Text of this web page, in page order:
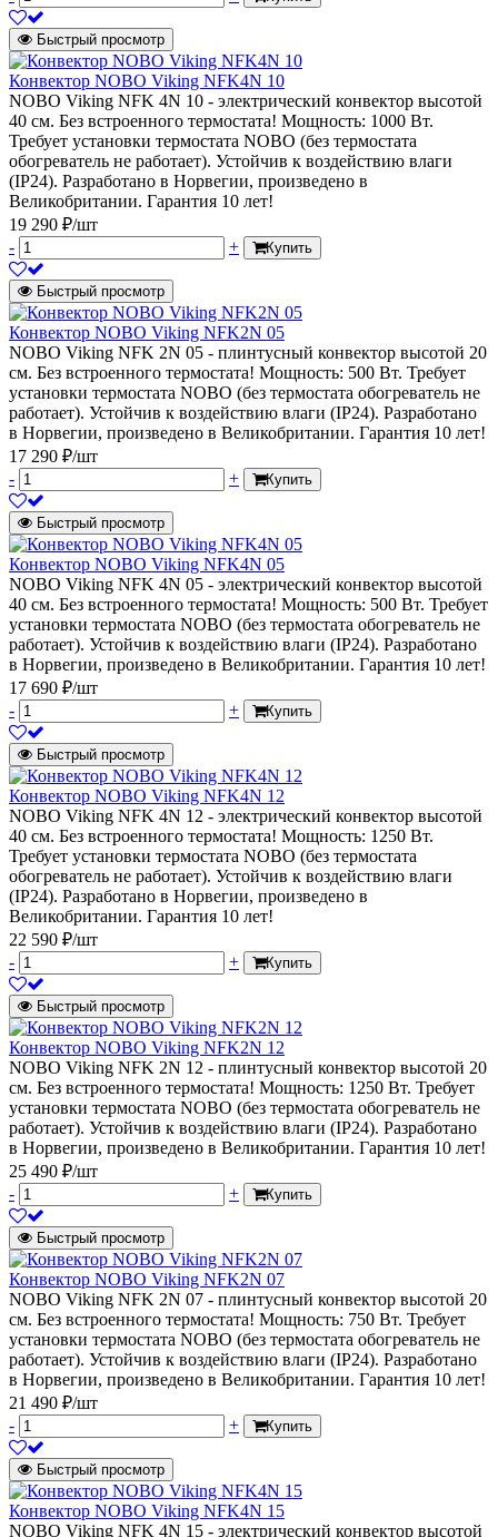
Быстрый просмотр
Конвектор NOBO Viking NFK4N 10
NOBO Viking NFK 4N 10 - электрический конвектор высотой
40 см. Без встроенного термостата! Мощность: 1000 Вт.
Требует установки термостата NOBO (без термостата
обогреватель не работает). Устойчив к воздействию влаги
(IP24). Разработано в Норвегии, произведено в
Великобритании. Гарантия 10 лет!
19 290 ₽/шт
-
+ Купить
Быстрый просмотр
Конвектор NOBO Viking NFK2N 05
NOBO Viking NFK 2N 05 - плинтусный конвектор высотой 20
см. Без встроенного термостата! Мощность: 500 Вт. Требует
установки термостата NOBO (без термостата обогреватель не
работает). Устойчив к воздействию влаги (IP24). Разработано
в Норвегии, произведено в Великобритании. Гарантия 10 лет!
17 290 ₽/шт
-
+ Купить
Быстрый просмотр
Конвектор NOBO Viking NFK4N 05
NOBO Viking NFK 4N 05 - электрический конвектор высотой
40 см. Без встроенного термостата! Мощность: 500 Вт. Требует
установки термостата NOBO (без термостата обогреватель не
работает). Устойчив к воздействию влаги (IP24). Разработано
в Норвегии, произведено в Великобритании. Гарантия 10 лет!
17 690 ₽/шт
-
+ Купить
Быстрый просмотр
Конвектор NOBO Viking NFK4N 12
NOBO Viking NFK 4N 12 - электрический конвектор высотой
40 см. Без встроенного термостата! Мощность: 1250 Вт.
Требует установки термостата NOBO (без термостата
обогреватель не работает). Устойчив к воздействию влаги
(IP24). Разработано в Норвегии, произведено в
Великобритании. Гарантия 10 лет!
22 590 ₽/шт
-
+ Купить
Быстрый просмотр
Конвектор NOBO Viking NFK2N 12
NOBO Viking NFK 2N 12 - плинтусный конвектор высотой 20
см. Без встроенного термостата! Мощность: 1250 Вт. Требует
установки термостата NOBO (без термостата обогреватель не
работает). Устойчив к воздействию влаги (IP24). Разработано
в Норвегии, произведено в Великобритании. Гарантия 10 лет!
25 490 ₽/шт
-
+ Купить
Быстрый просмотр
Конвектор NOBO Viking NFK2N 07
NOBO Viking NFK 2N 07 - плинтусный конвектор высотой 20
см. Без встроенного термостата! Мощность: 750 Вт. Требует
установки термостата NOBO (без термостата обогреватель не
работает). Устойчив к воздействию влаги (IP24). Разработано
в Норвегии, произведено в Великобритании. Гарантия 10 лет!
21 490 ₽/шт
-
+ Купить
Быстрый просмотр
Конвектор NOBO Viking NFK4N 15
NOBO Viking NFK 4N 15 - электрический конвектор высотой